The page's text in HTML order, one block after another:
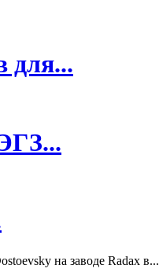
для...
на заводе Radax в...